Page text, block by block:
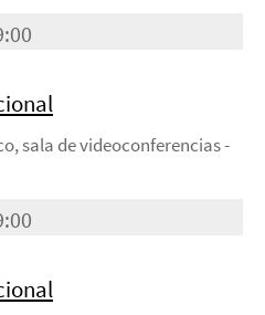
sala de videoconferencias -